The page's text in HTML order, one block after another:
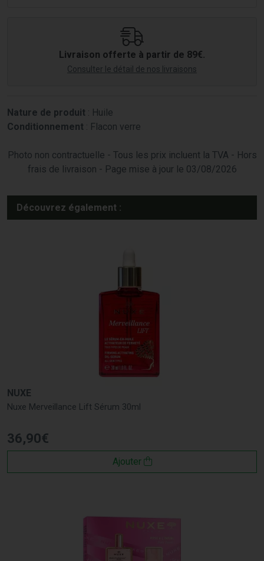
Livraison offerte à partir de 89€.
Consulter le détail de nos livraisons
Nature de produit : Huile
Conditionnement : Flacon verre
Photo non contractuelle - Tous les prix incluent la TVA - Hors
frais de livraison - Page mise à jour le 03/08/2026
Découvrez également :
NUXE
Nuxe Merveillance Lift Sérum 30ml
36,90€
Ajouter